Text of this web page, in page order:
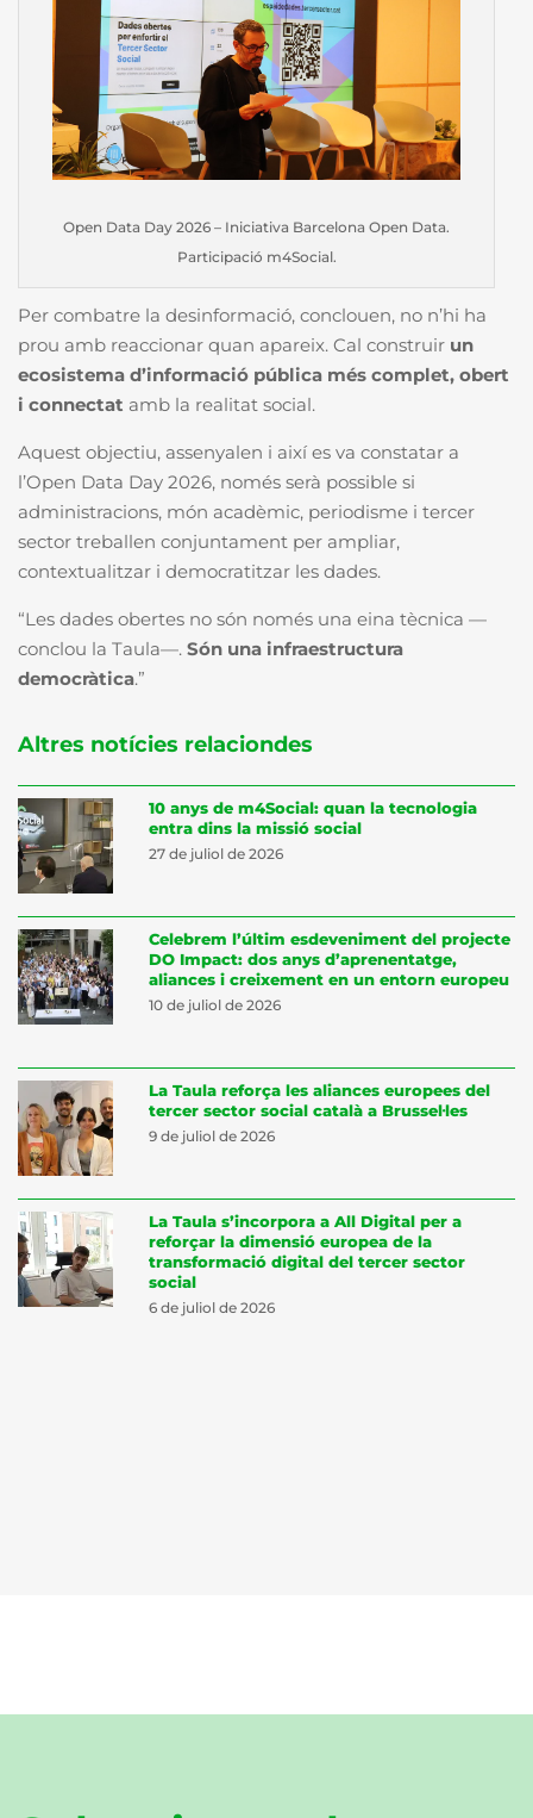
Open Data Day 2026 – Iniciativa Barcelona Open Data.
Participació m4Social.
Per combatre la desinformació, conclouen, no n’hi ha
prou amb reaccionar quan apareix. Cal construir un
ecosistema d’informació pública més complet, obert
i connectat amb la realitat social.
Aquest objectiu, assenyalen i així es va constatar a
l’Open Data Day 2026, només serà possible si
administracions, món acadèmic, periodisme i tercer
sector treballen conjuntament per ampliar,
contextualitzar i democratitzar les dades.
“Les dades obertes no són només una eina tècnica —
conclou la Taula—. Són una infraestructura
democràtica.”
Altres notícies relaciondes
10 anys de m4Social: quan la tecnologia
entra dins la missió social
27 de juliol de 2026
Celebrem l’últim esdeveniment del projecte
DO Impact: dos anys d’aprenentatge,
aliances i creixement en un entorn europeu
10 de juliol de 2026
La Taula reforça les aliances europees del
tercer sector social català a Brussel·les
9 de juliol de 2026
La Taula s’incorpora a All Digital per a
reforçar la dimensió europea de la
transformació digital del tercer sector
social
6 de juliol de 2026